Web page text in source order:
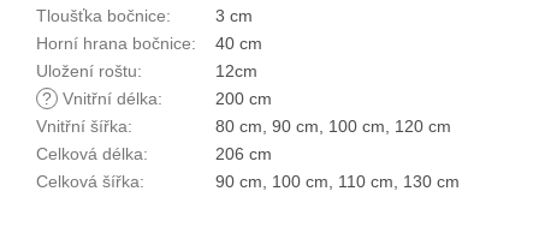
Tloušťka bočnice:
3 cm
Horní hrana bočnice:
40 cm
Uložení roštu:
12cm
? Vnitřní délka:
200 cm
Vnitřní šířka:
80 cm, 90 cm, 100 cm, 120 cm
Celková délka:
206 cm
Celková šířka: 90 cm, 100 cm, 110 cm, 130 cm